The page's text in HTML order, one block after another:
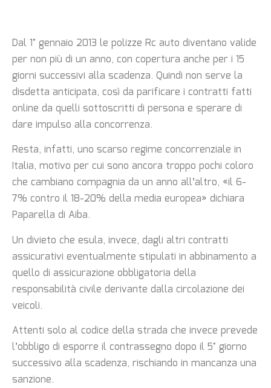
Dal 1° gennaio 2013 le polizze Rc auto diventano valide
per non più di un anno, con copertura anche per i 15
giorni successivi alla scadenza. Quindi non serve la
disdetta anticipata, così da parificare i contratti fatti
online da quelli sottoscritti di persona e sperare di
dare impulso alla concorrenza.
Resta, infatti, uno scarso regime concorrenziale in
Italia, motivo per cui sono ancora troppo pochi coloro
che cambiano compagnia da un anno all’altro, «il 6-
7% contro il 18-20% della media europea» dichiara
Paparella di Aiba.
Un divieto che esula, invece, dagli altri contratti
assicurativi eventualmente stipulati in abbinamento a
quello di assicurazione obbligatoria della
responsabilità civile derivante dalla circolazione dei
veicoli.
Attenti solo al codice della strada che invece prevede
l’obbligo di esporre il contrassegno dopo il 5° giorno
successivo alla scadenza, rischiando in mancanza una
sanzione.